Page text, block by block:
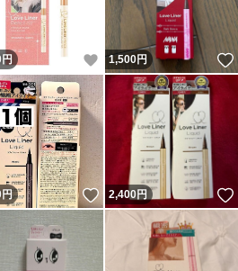
！
円 いいね！
1,500円
！
円 いいね！
2,400円